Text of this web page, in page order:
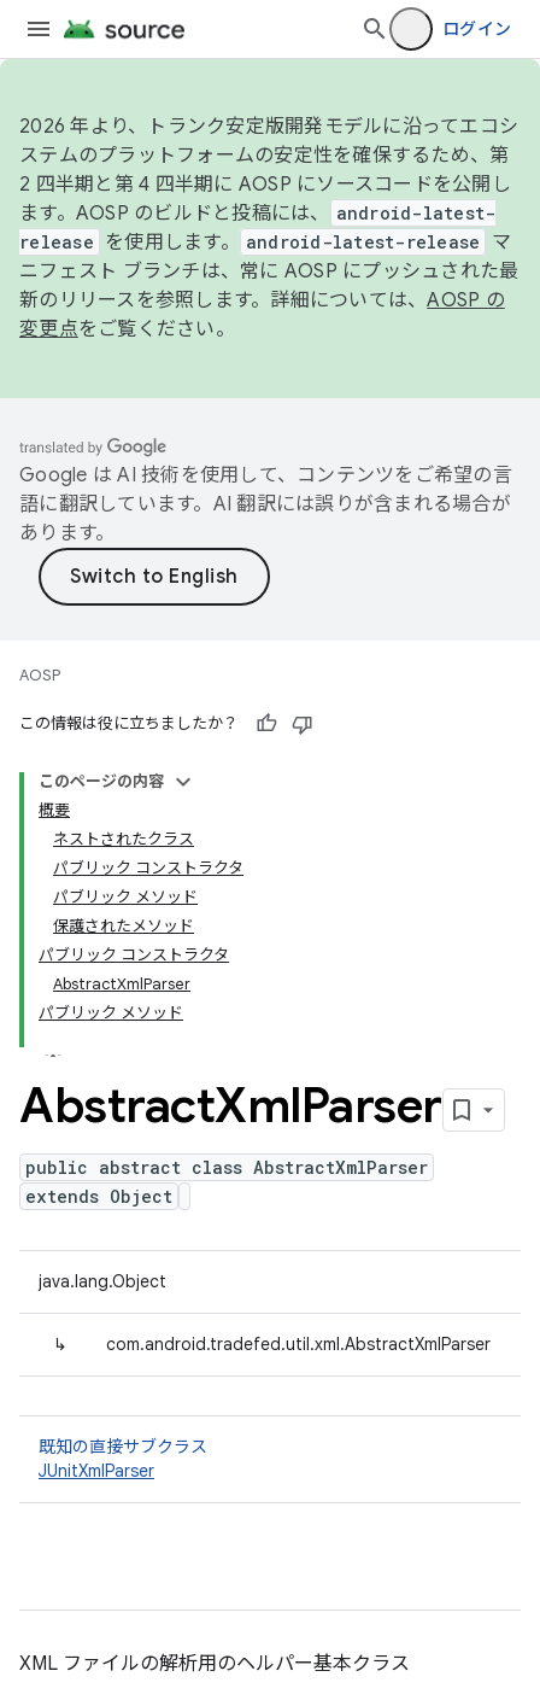
ログイン
2026 年より、トランク安定版開発モデルに沿ってエコシ
ステムのプラットフォームの安定性を確保するため、第
2 四半期と第 4 四半期に AOSP にソースコードを公開し
ます。AOSP のビルドと投稿には、
android-latest-
release
を使用します。 android-latest-release
マ
ニフェスト ブランチは、常に AOSP にプッシュされた最
新のリリースを参照します。詳細については、AOSP の
変更点をご覧ください。
Google は AI 技術を使用して、コンテンツをご希望の言
語に翻訳しています。AI 翻訳には誤りが含まれる場合が
あります。
AOSP
この情報は役に立ちましたか？
このページの内容
概要
ネストされたクラス
パブリック コンストラクタ
パブリック メソッド
保護されたメソッド
パブリック コンストラクタ
AbstractXmlParser
パブリック メソッド
AbstractXmlParser
public abstract class AbstractXmlParser
extends Object
java.lang.Object
↳ com.android.tradefed.util.xml.AbstractXmlParser
既知の直接サブクラス
JUnitXmlParser
XML ファイルの解析用のヘルパー基本クラス